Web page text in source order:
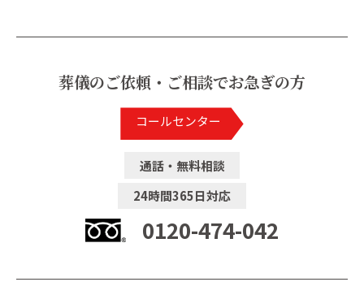
葬儀のご依頼・ご相談でお急ぎの方
コールセンター
通話・無料相談
24時間365日対応
0120-474-042